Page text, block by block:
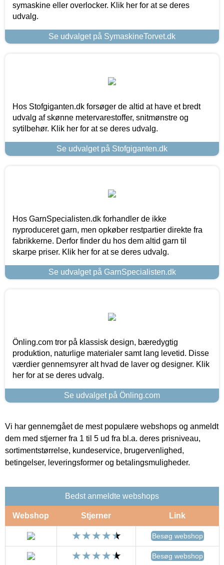
symaskine eller overlocker. Klik her for at se deres
udvalg.
Se udvalget på SymaskineTorvet.dk
Hos Stofgiganten.dk forsøger de altid at have et bredt
udvalg af skønne metervarestoffer, snitmønstre og
sytilbehør. Klik her for at se deres udvalg.
Se udvalget på Stofgiganten.dk
Hos GarnSpecialisten.dk forhandler de ikke
nyproduceret garn, men opkøber restpartier direkte fra
fabrikkerne. Derfor finder du hos dem altid garn til
skarpe priser. Klik her for at se deres udvalg.
Se udvalget på GarnSpecialisten.dk
Önling.com tror på klassisk design, bæredygtig
produktion, naturlige materialer samt lang levetid. Disse
værdier gennemsyrer alt hvad de laver og designer. Klik
her for at se deres udvalg.
Se udvalget på Önling.com
Vi har gennemgået de mest populære webshops og anmeldt
dem med stjerner fra 1 til 5 ud fra bl.a. deres prisniveau,
sortimentstørrelse, kundeservice, brugervenlighed,
betingelser, leveringsformer og betalingsmuligheder.
Bedst anmeldte webshops
Webshop Stjerner Link
Besøg webshop
Besøg webshop